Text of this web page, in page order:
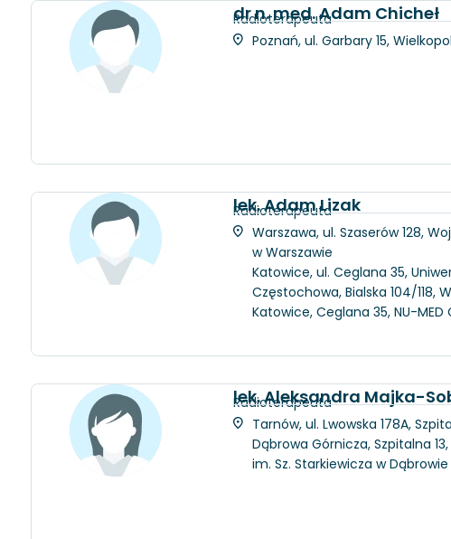
dr n. med. Adam Chicheł
Radioterapeuta
Poznań, ul. Garbary 15,
lek. Adam Lizak
Radioterapeuta
Warszawa, ul. Szaserów 128,
w Warszawie
Katowice, ul. Ceglana 35,
Częstochowa, Bialska 104/118,
Katowice, Ceglana 35, NU-
lek. Aleksandra Majka-
Radioterapeuta
Tarnów, ul. Lwowska 178A,
Dąbrowa Górnicza, Szpitalna
im. Sz. Starkiewicza w